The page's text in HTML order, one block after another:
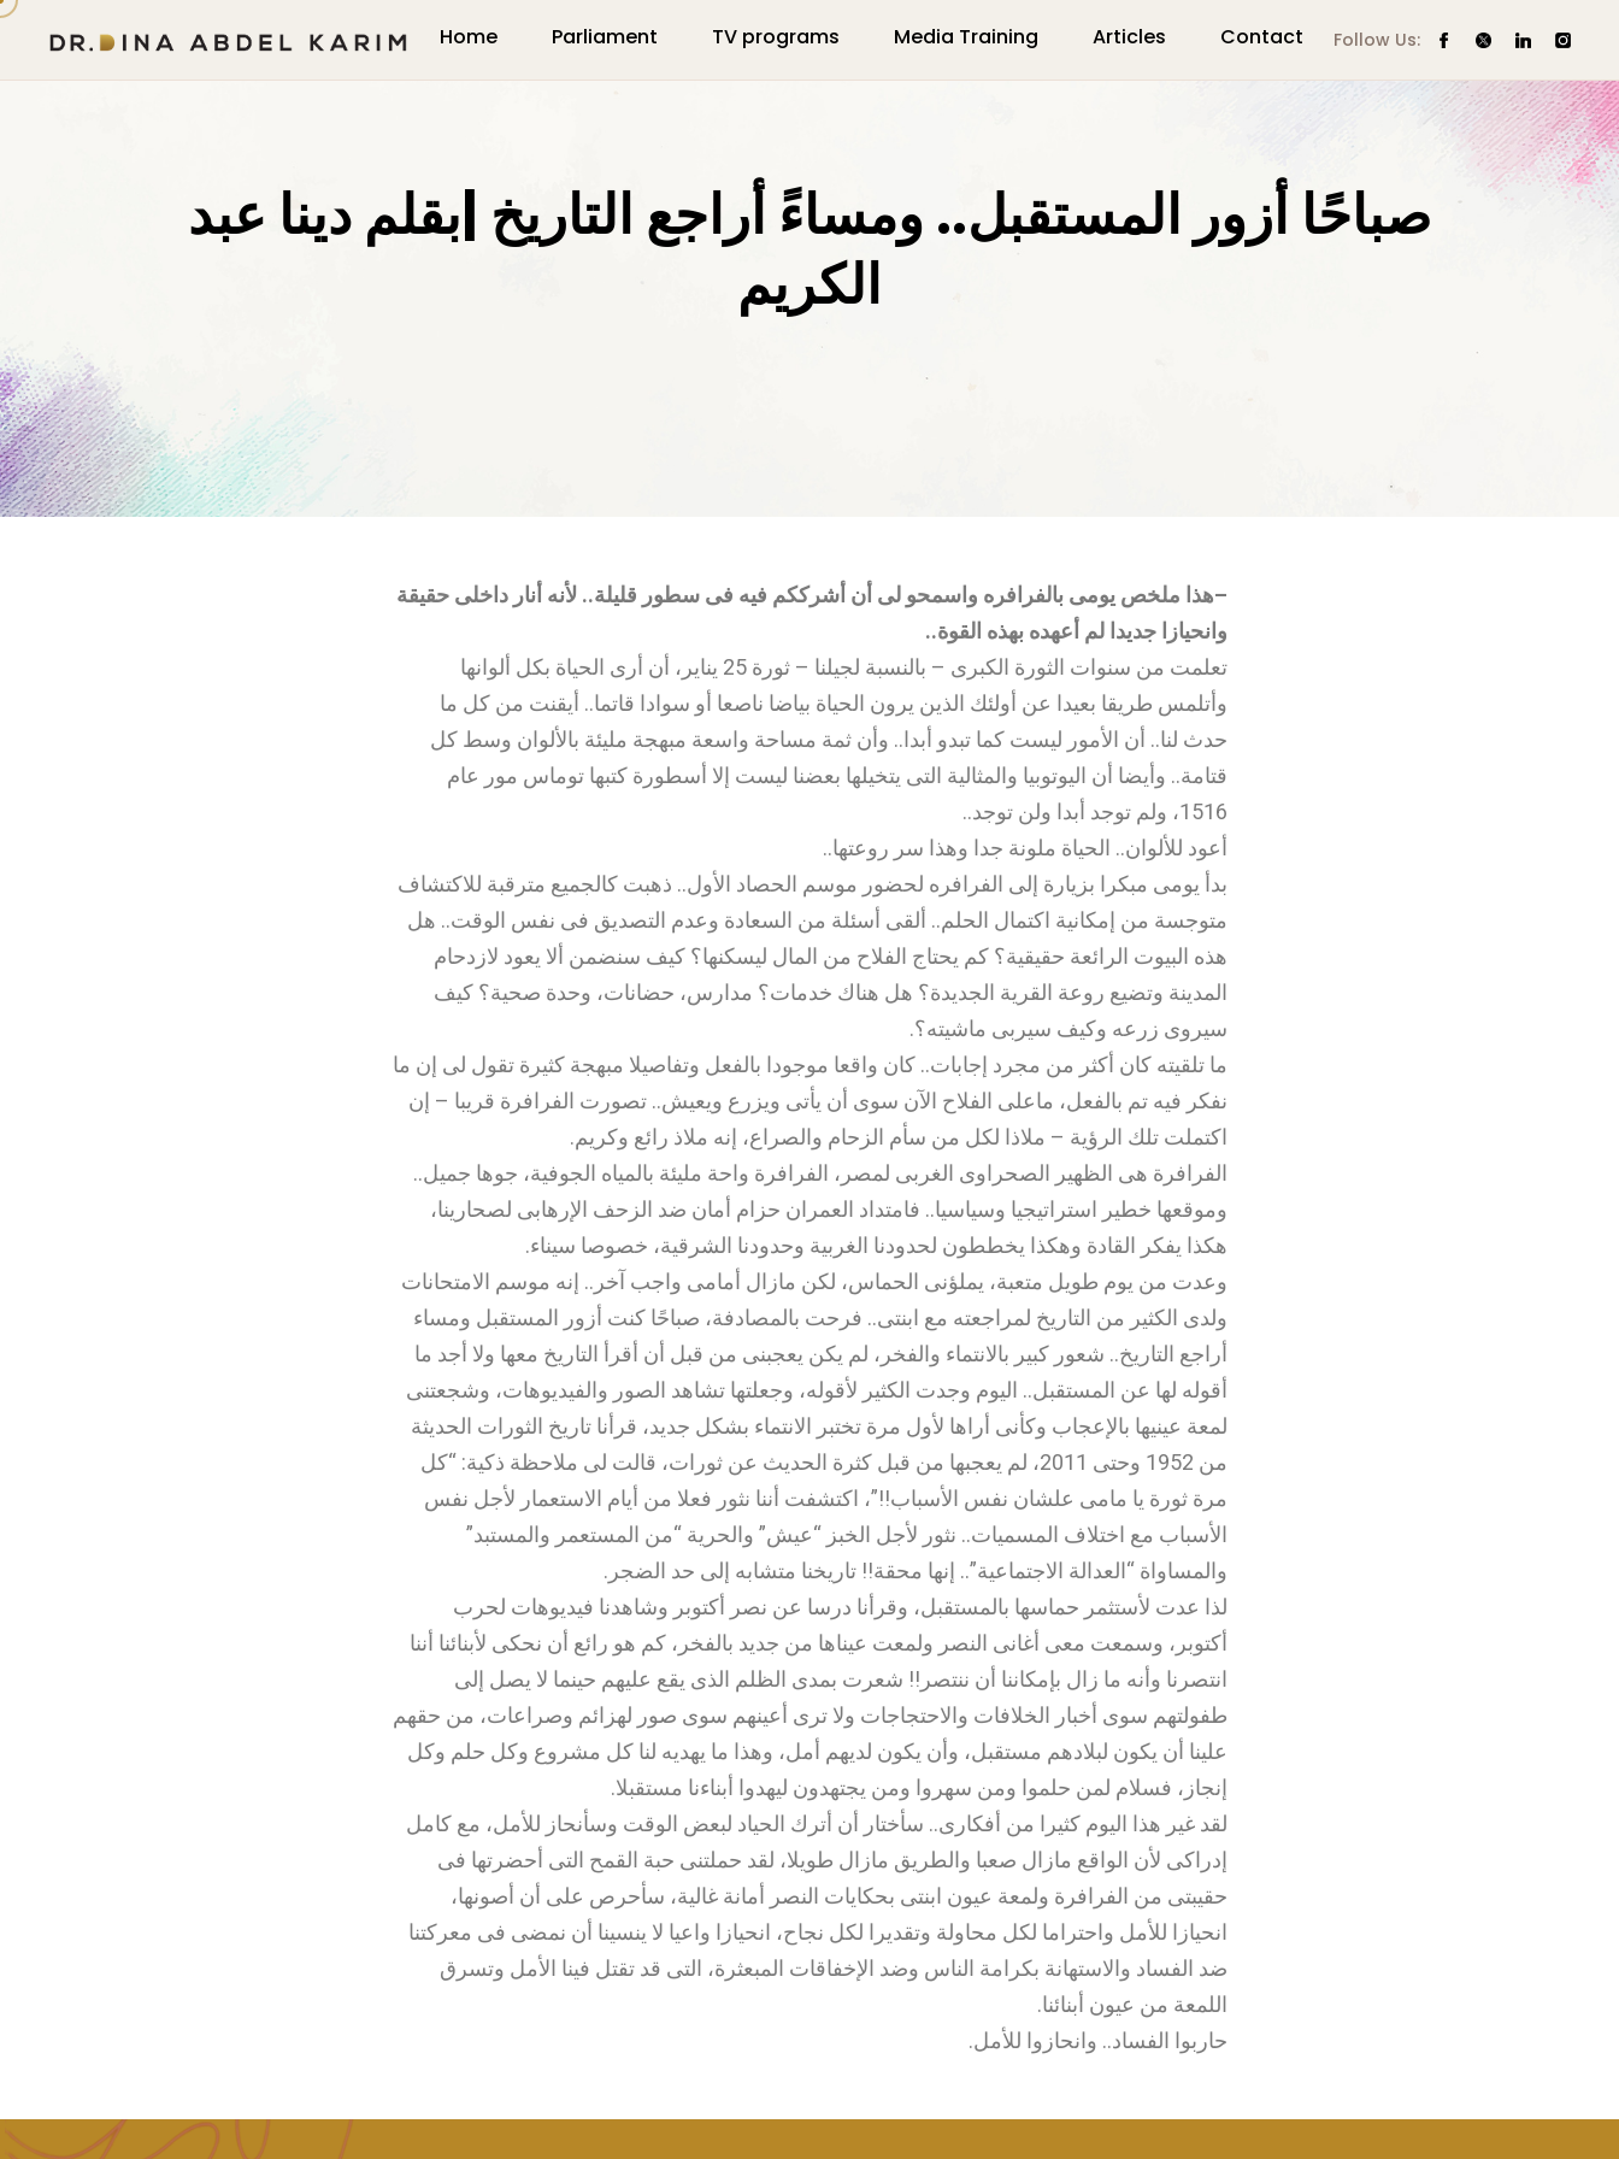
Home Parliament TV programs Media Training Articles Contact Follow Us:
صباحًا أزور المستقبل.. ومساءً أراجع التاريخ |بقلم دينا عبد
الكريم
–هذا ملخص يومى بالفرافره واسمحو لى أن أشرككم فيه فى سطور قليلة.. لأنه أنار داخلى حقيقة
وانحيازا جديدا لم أعهده بهذه القوة..
تعلمت من سنوات الثورة الكبرى – بالنسبة لجيلنا – ثورة 25 يناير، أن أرى الحياة بكل ألوانها
وأتلمس طريقا بعيدا عن أولئك الذين يرون الحياة بياضا ناصعا أو سوادا قاتما.. أيقنت من كل ما
حدث لنا.. أن الأمور ليست كما تبدو أبدا.. وأن ثمة مساحة واسعة مبهجة مليئة بالألوان وسط كل
قتامة.. وأيضا أن اليوتوبيا والمثالية التى يتخيلها بعضنا ليست إلا أسطورة كتبها توماس مور عام
1516، ولم توجد أبدا ولن توجد..
أعود للألوان.. الحياة ملونة جدا وهذا سر روعتها..
بدأ يومى مبكرا بزيارة إلى الفرافره لحضور موسم الحصاد الأول.. ذهبت كالجميع مترقبة للاكتشاف
متوجسة من إمكانية اكتمال الحلم.. ألقى أسئلة من السعادة وعدم التصديق فى نفس الوقت.. هل
هذه البيوت الرائعة حقيقية؟ كم يحتاج الفلاح من المال ليسكنها؟ كيف سنضمن ألا يعود لازدحام
المدينة وتضيع روعة القرية الجديدة؟ هل هناك خدمات؟ مدارس، حضانات، وحدة صحية؟ كيف
سيروى زرعه وكيف سيربى ماشيته؟.
ما تلقيته كان أكثر من مجرد إجابات.. كان واقعا موجودا بالفعل وتفاصيلا مبهجة كثيرة تقول لى إن ما
نفكر فيه تم بالفعل، ماعلى الفلاح الآن سوى أن يأتى ويزرع ويعيش.. تصورت الفرافرة قريبا – إن
اكتملت تلك الرؤية – ملاذا لكل من سأم الزحام والصراع، إنه ملاذ رائع وكريم.
الفرافرة هى الظهير الصحراوى الغربى لمصر، الفرافرة واحة مليئة بالمياه الجوفية، جوها جميل..
وموقعها خطير استراتيجيا وسياسيا.. فامتداد العمران حزام أمان ضد الزحف الإرهابى لصحارينا،
هكذا يفكر القادة وهكذا يخططون لحدودنا الغربية وحدودنا الشرقية، خصوصا سيناء.
وعدت من يوم طويل متعبة، يملؤنى الحماس، لكن مازال أمامى واجب آخر.. إنه موسم الامتحانات
ولدى الكثير من التاريخ لمراجعته مع ابنتى.. فرحت بالمصادفة، صباحًا كنت أزور المستقبل ومساء
أراجع التاريخ.. شعور كبير بالانتماء والفخر، لم يكن يعجبنى من قبل أن أقرأ التاريخ معها ولا أجد ما
أقوله لها عن المستقبل.. اليوم وجدت الكثير لأقوله، وجعلتها تشاهد الصور والفيديوهات، وشجعتنى
لمعة عينيها بالإعجاب وكأنى أراها لأول مرة تختبر الانتماء بشكل جديد، قرأنا تاريخ الثورات الحديثة
من 1952 وحتى 2011، لم يعجبها من قبل كثرة الحديث عن ثورات، قالت لى ملاحظة ذكية: “كل
مرة ثورة يا مامى علشان نفس الأسباب!!”، اكتشفت أننا نثور فعلا من أيام الاستعمار لأجل نفس
الأسباب مع اختلاف المسميات.. نثور لأجل الخبز “عيش” والحرية “من المستعمر والمستبد”
والمساواة “العدالة الاجتماعية”.. إنها محقة!! تاريخنا متشابه إلى حد الضجر.
لذا عدت لأستثمر حماسها بالمستقبل، وقرأنا درسا عن نصر أكتوبر وشاهدنا فيديوهات لحرب
أكتوبر، وسمعت معى أغانى النصر ولمعت عيناها من جديد بالفخر، كم هو رائع أن نحكى لأبنائنا أننا
انتصرنا وأنه ما زال بإمكاننا أن ننتصر!! شعرت بمدى الظلم الذى يقع عليهم حينما لا يصل إلى
طفولتهم سوى أخبار الخلافات والاحتجاجات ولا ترى أعينهم سوى صور لهزائم وصراعات، من حقهم
علينا أن يكون لبلادهم مستقبل، وأن يكون لديهم أمل، وهذا ما يهديه لنا كل مشروع وكل حلم وكل
إنجاز، فسلام لمن حلموا ومن سهروا ومن يجتهدون ليهدوا أبناءنا مستقبلا.
لقد غير هذا اليوم كثيرا من أفكارى.. سأختار أن أترك الحياد لبعض الوقت وسأنحاز للأمل، مع كامل
إدراكى لأن الواقع مازال صعبا والطريق مازال طويلا، لقد حملتنى حبة القمح التى أحضرتها فى
حقيبتى من الفرافرة ولمعة عيون ابنتى بحكايات النصر أمانة غالية، سأحرص على أن أصونها،
انحيازا للأمل واحتراما لكل محاولة وتقديرا لكل نجاح، انحيازا واعيا لا ينسينا أن نمضى فى معركتنا
ضد الفساد والاستهانة بكرامة الناس وضد الإخفاقات المبعثرة، التى قد تقتل فينا الأمل وتسرق
اللمعة من عيون أبنائنا.
حاربوا الفساد.. وانحازوا للأمل.